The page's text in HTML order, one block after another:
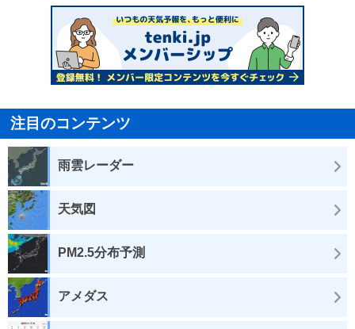
注目のコンテンツ
雨雲レーダー
天気図
PM2.5分布予測
アメダス